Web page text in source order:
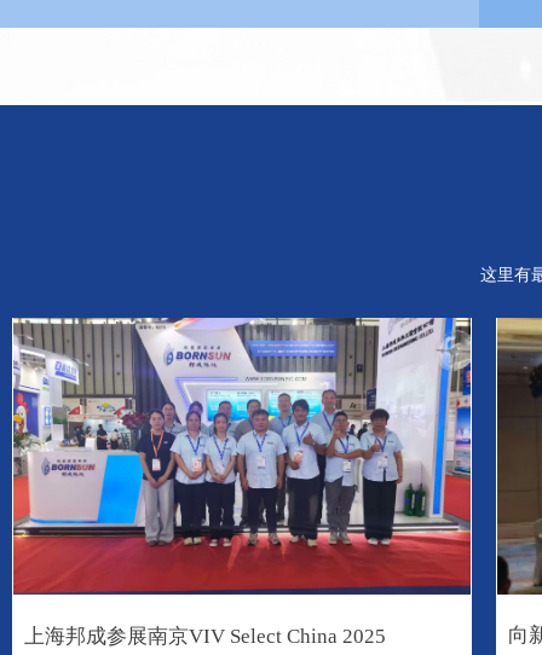
这里有
上海邦成参展南京VIV Select China 2025
向